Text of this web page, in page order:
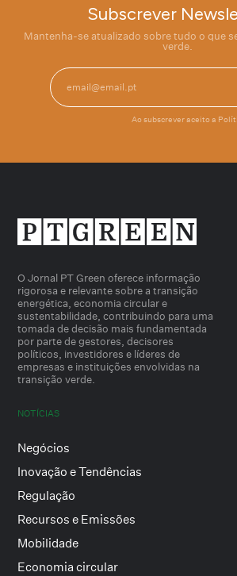
Subscrever
Mantenha-se atualizado sobre tudo o que
verde.
Ao subscrever aceito a
O Jornal PT Green oferece informação
rigorosa e relevante sobre a transição
energética, economia circular e
sustentabilidade, contribuindo para uma
tomada de decisão mais fundamentada
por parte de gestores, decisores
políticos, investidores e líderes de
empresas e instituições envolvidas na
transição verde.
NOTÍCIAS
Negócios
Inovação e Tendências
Regulação
Recursos e Emissões
Mobilidade
Economia circular